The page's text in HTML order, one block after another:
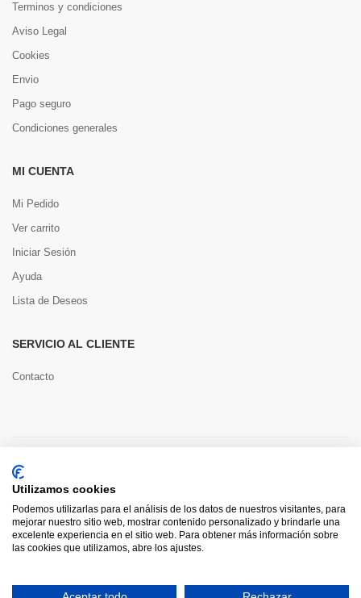
Terminos y condiciones
Aviso Legal
Cookies
Envio
Pago seguro
Condiciones generales
MI CUENTA
Mi Pedido
Ver carrito
Iniciar Sesión
Ayuda
Lista de Deseos
SERVICIO AL CLIENTE
Contacto
0
Utilizamos cookies
Podemos utilizarlas para el análisis de los datos de nuestros visitantes, para
mejorar nuestro sitio web, mostrar contenido personalizado y brindarle una
excelente experiencia en el sitio web. Para obtener más información sobre
las cookies que utilizamos, abre los ajustes.